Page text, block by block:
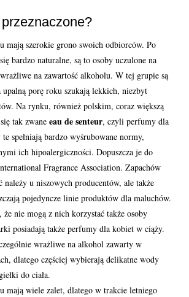
mają szerokie grono swoich odbiorców. Po
bardzo naturalne, są to osoby uczulone na
na zawartość alkoholu. W tej grupie są
upalną porę roku szukają lekkich, niezbyt
Na rynku, również polskim, coraz większą
tak zwaneeau de senteur, czyli perfumy dla
spełniają bardzo wyśrubowane normy,
ich hipoalergiczności. Dopuszcza je do
Fragrance Association. Zapachów
należy u niszowych producentów, ale także
pojedyncze linie produktów dla maluchów.
nie mogą z nich korzystać także osoby
posiadają także perfumy dla kobiet w ciąży.
wrażliwe na alkohol zawarty w
dlatego częściej wybierają delikatne wody
do ciała.
mają wiele zalet, dlatego w trakcie letniego